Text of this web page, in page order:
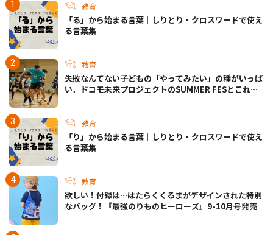
教育
「る」から始まる言葉｜しりとり・クロスワードで使え
る言葉集
教育
失敗なんてない――子どもの「やってみたい」の種がいっぱ
い。ドコモ未来プロジェクトのSUMMER FESとこれか
教育
「り」から始まる言葉｜しりとり・クロスワードで使え
る言葉集
教育
欲しい！付録は…はたらくくるまがデザインされた特別
なバッグ！『最強のりものヒーローズ』9-10月号発売